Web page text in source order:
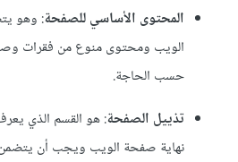
المحتوى الأساسي للصفحة: وهو
الويب ومحتوى منوع من فقرات
حسب الحاجة.
تذييل الصفحة: هو القسم الذي
نهاية صفحة الويب ويجب أن